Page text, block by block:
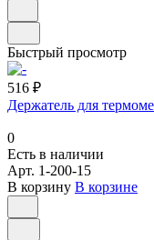
Быстрый просмотр
516 ₽
Держатель для
0
Есть в наличии
Арт. 1-200-15
В корзину В корзине